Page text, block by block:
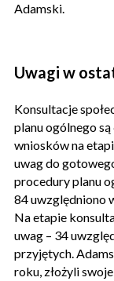
Adamski.
Uwagi w
Konsultacje
planu ogólnego
wniosków na
uwag do
procedury planu
84 uwzględniono
Na etapie
uwag – 34
przyjętych.
roku, złożyli